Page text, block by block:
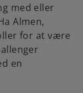
med eller
Almen,
for at være
en